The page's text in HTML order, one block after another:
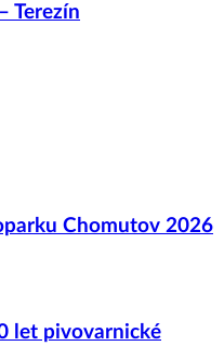
Terezín
Chomutov 2026
let pivovarnické